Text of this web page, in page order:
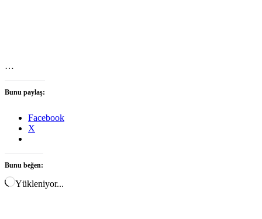
…
Bunu paylaş:
Facebook
X
Bunu beğen:
Yükleniyor...